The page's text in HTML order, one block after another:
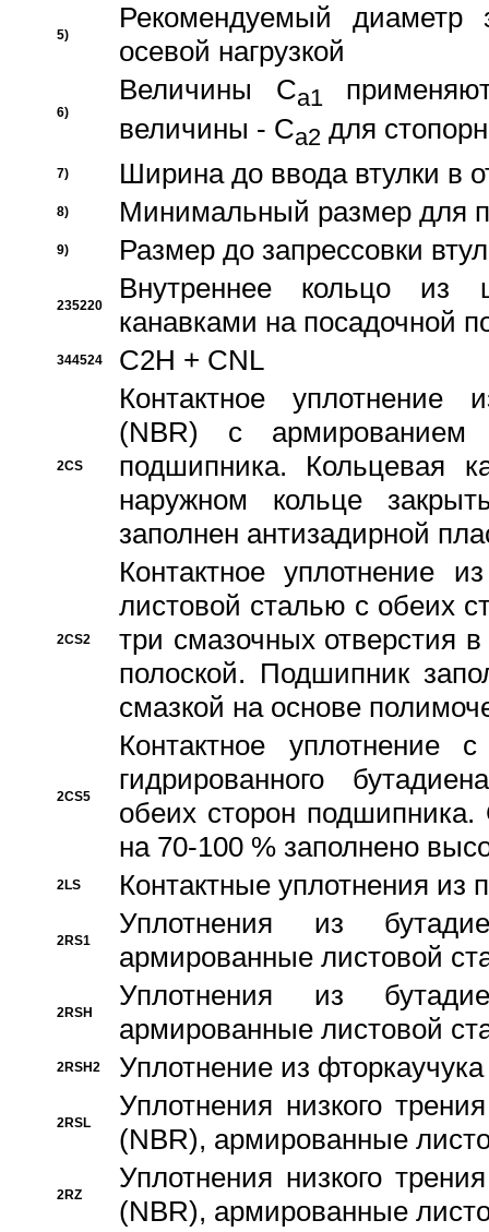
5)
Рекомендуемый диаметр
осевой нагрузкой
6)
Величины Ca1
величины - Ca2 для
7) Ширина до ввода втулки в
8) Минимальный размер для
9) Размер до запрессовки
235220
Внутреннее кольцо из
канавками на посадочной
344524 C2H + CNL
2CS
Контактное уплотнение
(NBR) с
подшипника. Кольцевая
наружном кольце
заполнен антизадирной
2CS2
Контактное уплотнение
листовой сталью с обеих
три смазочных отверстия
полоской. Подшипник
смазкой на основе
2CS5
Контактное уплотнение
гидрированного
обеих сторон
на 70-100 % заполнено
2LS Контактные уплотнения из
2RS1
Уплотнения из
армированные листовой
2RSH
Уплотнения из
армированные листовой
2RSH2 Уплотнение из
2RSL
Уплотнения низкого
(NBR), армированные
2RZ
Уплотнения низкого
(NBR), армированные